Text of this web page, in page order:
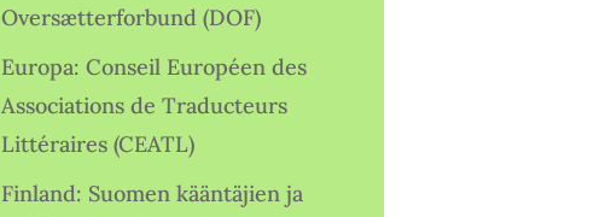
Oversætterforbund (DOF)
Europa: Conseil Européen des
Associations de Traducteurs
Littéraires (CEATL)
Finland: Suomen kääntäjien ja